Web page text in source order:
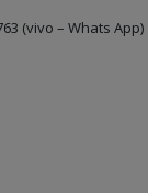
(vivo – Whats App)